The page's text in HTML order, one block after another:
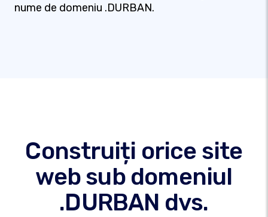
nume de domeniu .DURBAN.
Construiți orice site
web sub domeniul
.DURBAN dvs.